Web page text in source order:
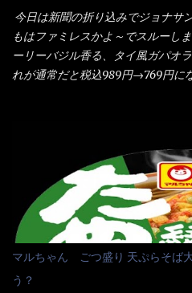
全体に馴染ませるために、箸で麺
ないかぁ～ モヤシが黒豆モヤシ
りづらい！（緑豆モヤシだと太く
だよ） それに細ストレート麺と
韮の緑と卵の黄色も相まって・・・
みたら、これが凄くうまくすくえ
当たりだね） 今回新作のグラタン
味しさとダイソーのカレースプー
度認識できました。
今日は新聞の折り込みでジョナサ
もはファミレスかよ～でスルーし
ーリーバジル香る、タイ風ガパオ
れが通常だと税込989円→769円に
に行っても同じメニュー同じ味の
近は、ステーキガストに試しに行
くて） しかし最近のファミレスは
ア担当は2人程度しか居ないんだ
ネル！！ 凄いよなぁ～ 20年位前
居たと思うけど・・・ 判らず店員
ーポンなんだけどと伝えると、丁
くれたが、何故かタッチパネルが
マルちゃん ごつ盛り 天ぷらそば
う？